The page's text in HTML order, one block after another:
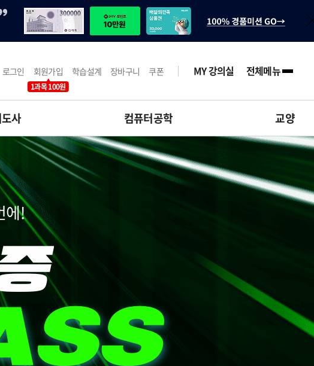
로그인 회원가입
1과목 100원
학습설계 장바구니 쿠폰 MY 강의실 전체메뉴
사 컴퓨터공학 교양
에!